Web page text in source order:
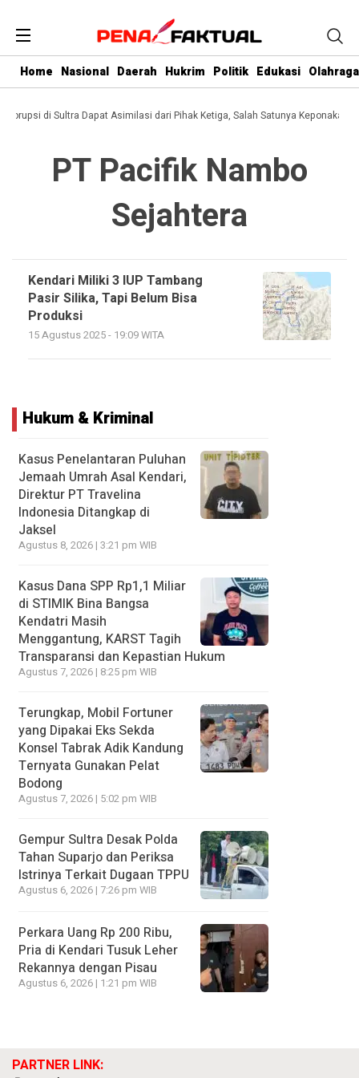
Home Nasional Daerah Hukrim Politik Edukasi Olahraga
Korupsi di Sultra Dapat Asimilasi dari Pihak Ketiga, Salah Satunya Keponakan
PT Pacifik Nambo
Sejahtera
Kendari Miliki 3 IUP Tambang
Pasir Silika, Tapi Belum Bisa
Produksi
15 Agustus 2025 - 19:09 WITA
Hukum & Kriminal
Kasus Penelantaran Puluhan
Jemaah Umrah Asal Kendari,
Direktur PT Travelina
Indonesia Ditangkap di
Jaksel
Agustus 8, 2026 | 3:21 pm WIB
Kasus Dana SPP Rp1,1 Miliar
di STIMIK Bina Bangsa
Kendatri Masih
Menggantung, KARST Tagih
Transparansi dan Kepastian Hukum
Agustus 7, 2026 | 8:25 pm WIB
Terungkap, Mobil Fortuner
yang Dipakai Eks Sekda
Konsel Tabrak Adik Kandung
Ternyata Gunakan Pelat
Bodong
Agustus 7, 2026 | 5:02 pm WIB
Gempur Sultra Desak Polda
Tahan Suparjo dan Periksa
Istrinya Terkait Dugaan TPPU
Agustus 6, 2026 | 7:26 pm WIB
Perkara Uang Rp 200 Ribu,
Pria di Kendari Tusuk Leher
Rekannya dengan Pisau
Agustus 6, 2026 | 1:21 pm WIB
PARTNER LINK: